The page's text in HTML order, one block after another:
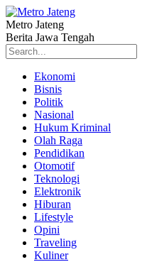
Metro Jateng
Berita Jawa Tengah
Ekonomi
Bisnis
Politik
Nasional
Hukum Kriminal
Olah Raga
Pendidikan
Otomotif
Teknologi
Elektronik
Hiburan
Lifestyle
Opini
Traveling
Kuliner